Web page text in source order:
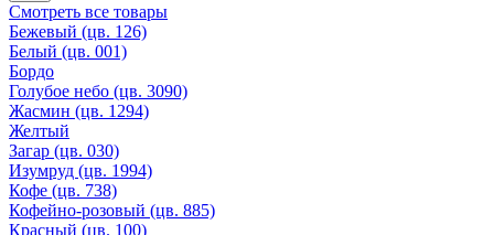
Смотреть все товары
Бежевый (цв. 126)
Белый (цв. 001)
Бордо
Голубое небо (цв. 3090)
Жасмин (цв. 1294)
Желтый
Загар (цв. 030)
Изумруд (цв. 1994)
Кофе (цв. 738)
Кофейно-розовый (цв. 885)
Красный (цв. 100)